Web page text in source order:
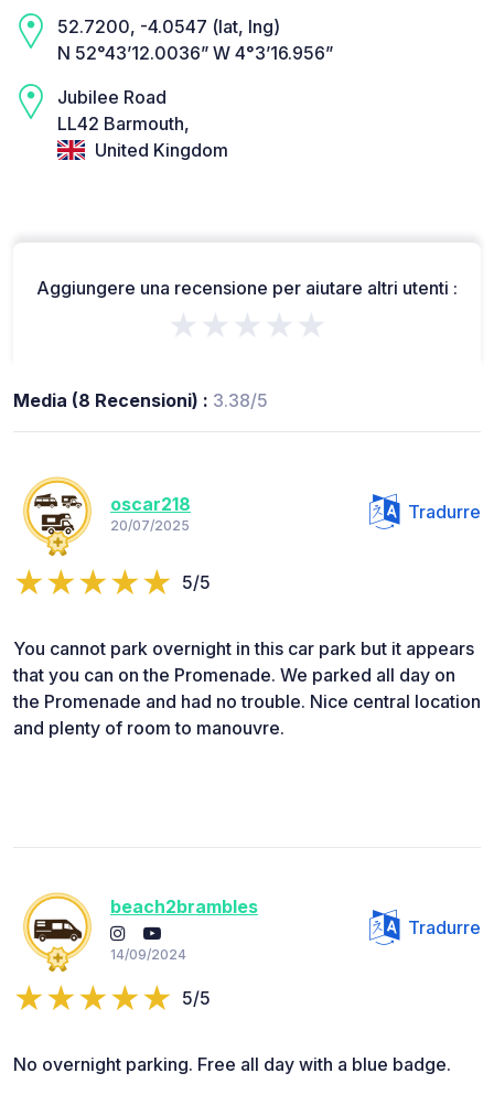
52.7200, -4.0547 (lat, lng)
N 52°43’12.0036” W 4°3’16.956”
Jubilee Road
LL42 Barmouth,
United Kingdom
Aggiungere una recensione per aiutare altri utenti :
★★★★★
Media (8 Recensioni) : 3.38/5
oscar218
20/07/2025
Tradurre
5/5
You cannot park overnight in this car park but it appears
that you can on the Promenade. We parked all day on
the Promenade and had no trouble. Nice central location
and plenty of room to manouvre.
beach2brambles
14/09/2024
Tradurre
5/5
No overnight parking. Free all day with a blue badge.